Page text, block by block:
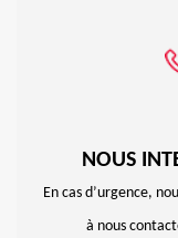
NOUS
En cas d’urgence,
à nous